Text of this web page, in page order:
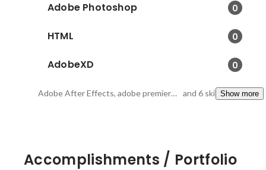
Adobe Photoshop 0
HTML 0
AdobeXD 0
Adobe After Effects, adobe premiere pro, CSS and 6 skillsShow more
Accomplishments / Portfolio